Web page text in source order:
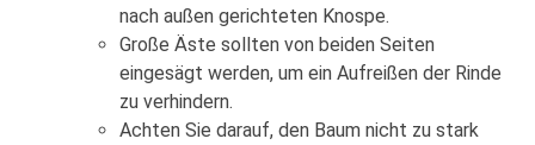
nach außen gerichteten Knospe.
Große Äste sollten von beiden Seiten
eingesägt werden, um ein Aufreißen der Rinde
zu verhindern.
Achten Sie darauf, den Baum nicht zu stark